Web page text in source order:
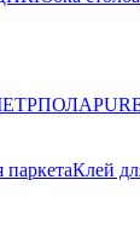
паркетаКлей